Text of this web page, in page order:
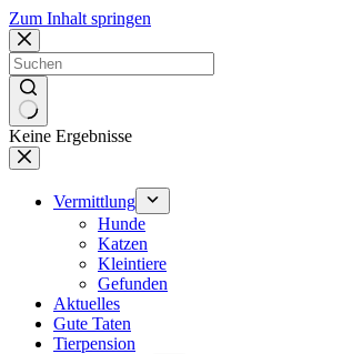
Zum Inhalt springen
Keine Ergebnisse
Vermittlung
Hunde
Katzen
Kleintiere
Gefunden
Aktuelles
Gute Taten
Tierpension